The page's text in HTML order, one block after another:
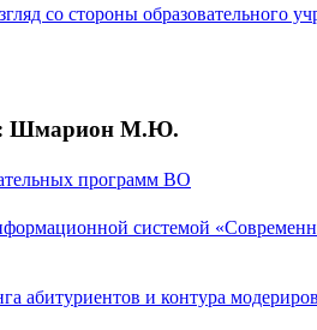
со стороны образовательного
Шмарион М.Ю.
программ ВО
системой
и контура